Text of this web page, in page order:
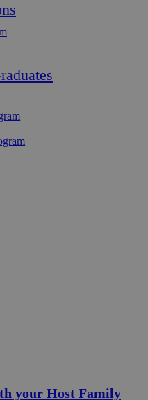
your Host Family